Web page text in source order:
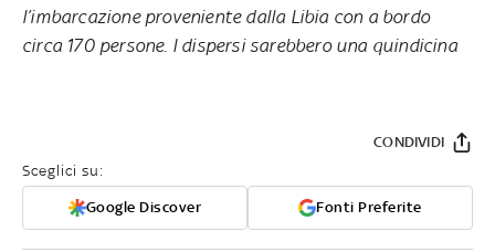
l’imbarcazione proveniente dalla Libia con a bordo
circa 170 persone. I dispersi sarebbero una quindicina
Sceglici su:
Google Discover Fonti Preferite
CONDIVIDI